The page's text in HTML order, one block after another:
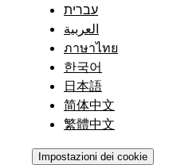
עברית
العربية
ภาษาไทย
한국어
日本語
简体中文
繁體中文
Impostazioni dei cookie